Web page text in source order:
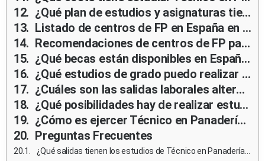
¿Qué plan de estudios y asignaturas tienen los estudios de Técnico en Panadería, Repostería y Confitería en España?
Listado de centros de FP en España en donde estudiar Técnico en Panadería, Repostería y Confitería
Recomendaciones de centros de FP para estudiar Técnico en Panadería, Repostería y Confitería
¿Qué becas están disponibles en España para estudiar Técnico en Panadería, Repostería y Confitería?
¿Qué estudios de grado puedo realizar tras el ciclo superior?
¿Cuáles son las salidas laborales alternativas para un profesional de Técnico en Panadería, Repostería y Confitería que no desea ejercer?
¿Qué posibilidades hay de realizar estudios en el extranjero durante los estudios de Técnico en Panadería, Repostería y Confitería?
¿Cómo es ejercer Técnico en Panadería, Repostería y Confitería en el extranjero?
Preguntas Frecuentes
¿Qué salidas tienen los estudios de Técnico en Panadería, Repostería y Confitería?